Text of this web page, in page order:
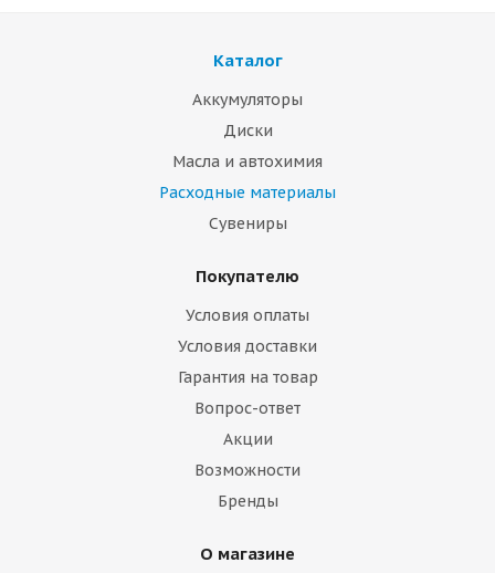
Каталог
Аккумуляторы
Диски
Масла и автохимия
Расходные материалы
Сувениры
Покупателю
Условия оплаты
Условия доставки
Гарантия на товар
Вопрос-ответ
Акции
Возможности
Бренды
О магазине